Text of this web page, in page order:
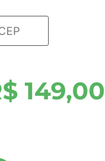
149,00